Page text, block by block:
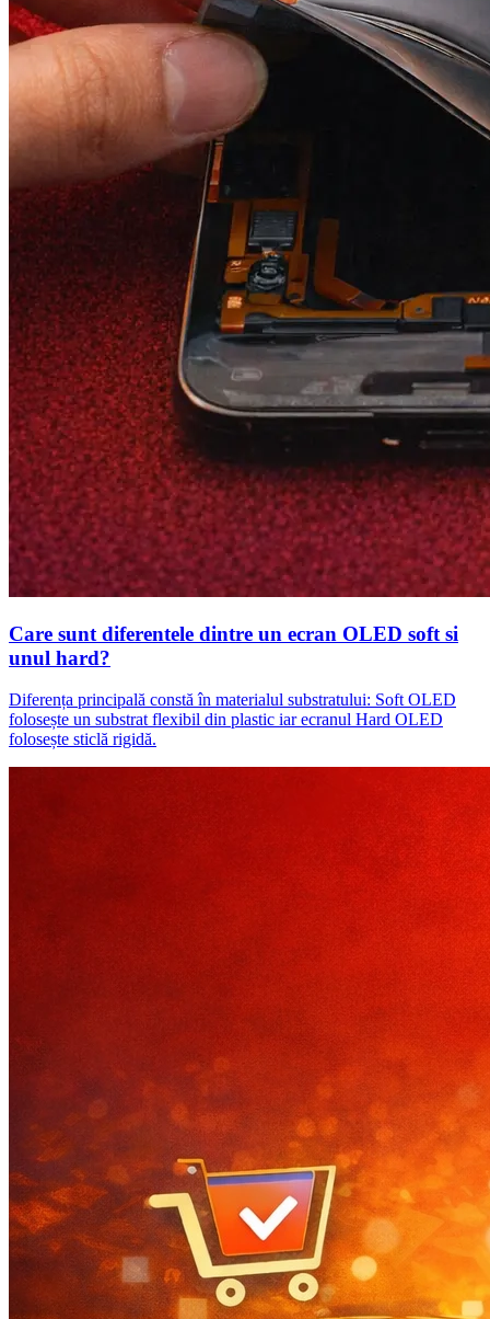
Care sunt diferentele dintre un ecran OLED soft si
unul hard?
Diferența principală constă în materialul substratului: Soft OLED
folosește un substrat flexibil din plastic iar ecranul Hard OLED
folosește sticlă rigidă.